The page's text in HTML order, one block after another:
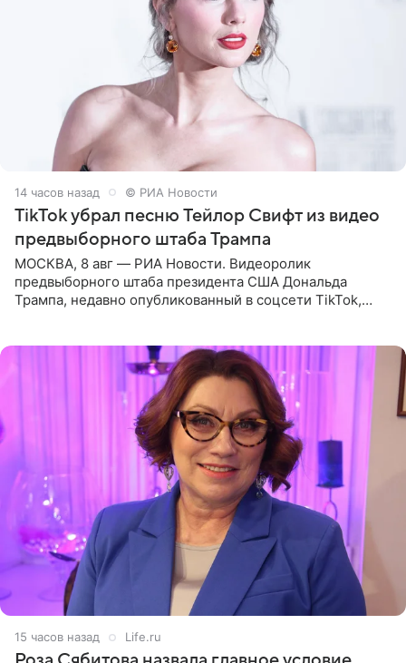
14 часов назад © РИА Новости
TikTok убрал песню Тейлор Свифт из видео
предвыборного штаба Трампа
МОСКВА, 8 авг — РИА Новости. Видеоролик
предвыборного штаба президента США Дональда
Трампа, недавно опубликованный в соцсети TikTok,
15 часов назад Life.ru